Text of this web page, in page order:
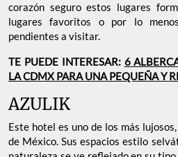
corazón seguro estos lugares
lugares favoritos o por lo
pendientes a visitar.
TE PUEDE INTERESAR: 6
LA CDMX PARA UNA PEQUEÑA Y
AZULIK
Este hotel es uno de los más
de México. Sus espacios estilo